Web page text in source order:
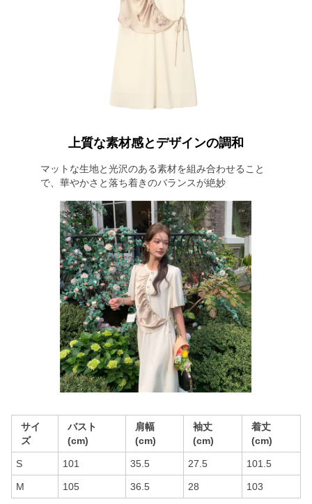
上質な素材感とデザインの調和
マットな生地と光沢のある素材を組み合わせること
で、華やかさと落ち着きのバランスが絶妙
サイ
ズ
バスト
(cm)
肩幅
(cm)
袖丈
(cm)
着丈
(cm)
S 101 35.5 27.5 101.5
M 105 36.5 28 103